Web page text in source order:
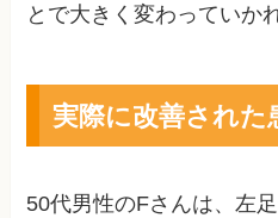
とで大きく変わっていか
実際に改善された
50代男性のFさんは、左